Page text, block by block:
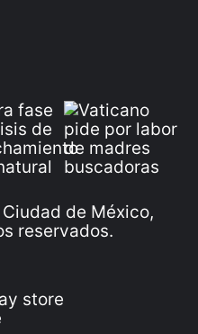
de México,
reservados.